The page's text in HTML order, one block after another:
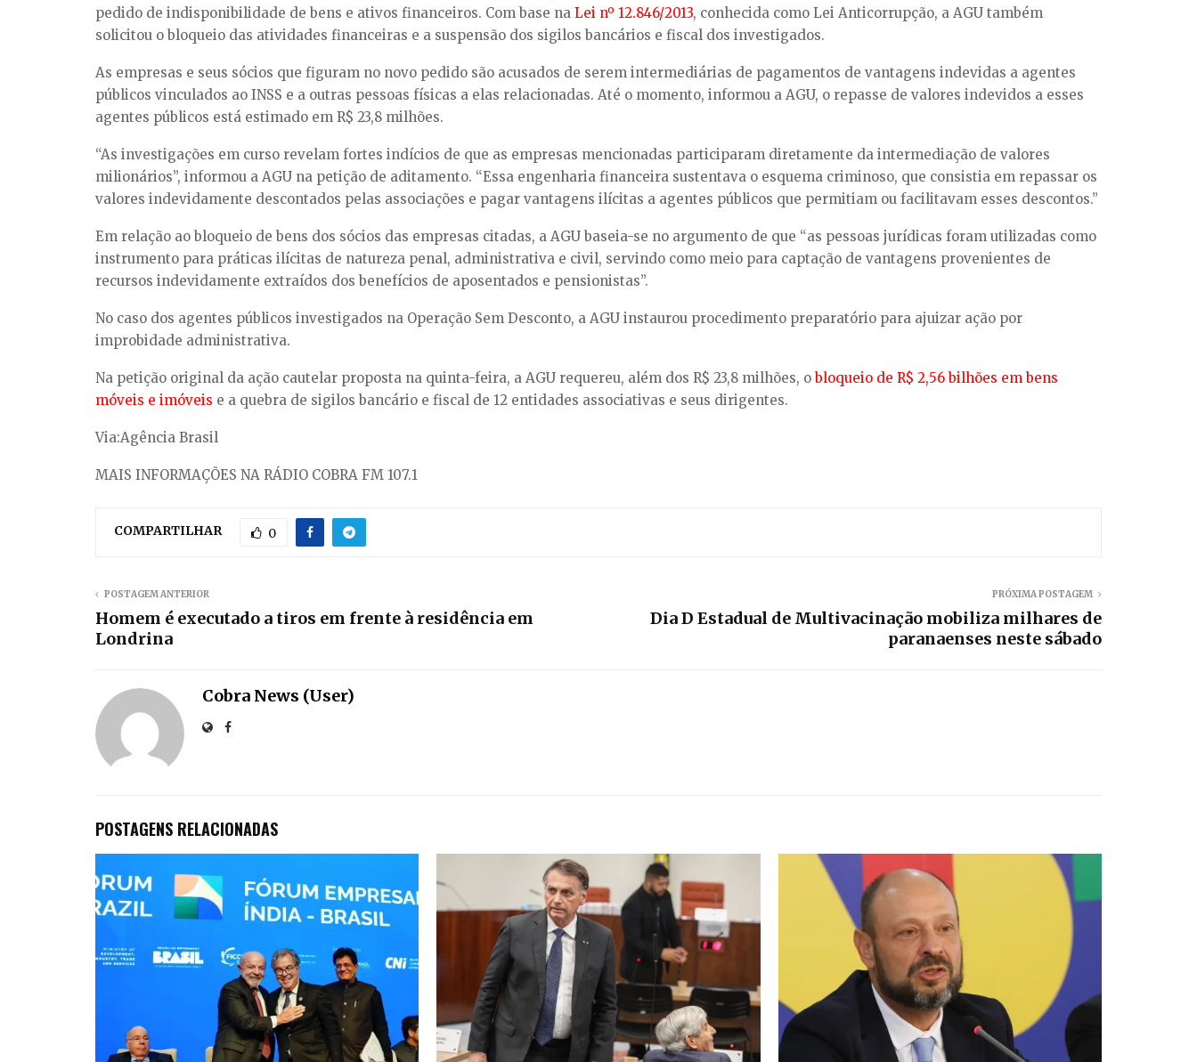
pedido de indisponibilidade de bens e ativos financeiros. Com base na Lei nº 12.846/2013, conhecida como Lei Anticorrupção, a AGU também
solicitou o bloqueio das atividades financeiras e a suspensão dos sigilos bancários e fiscal dos investigados.
As empresas e seus sócios que figuram no novo pedido são acusados de serem intermediárias de pagamentos de vantagens indevidas a agentes
públicos vinculados ao INSS e a outras pessoas físicas a elas relacionadas. Até o momento, informou a AGU, o repasse de valores indevidos a esses
agentes públicos está estimado em R$ 23,8 milhões.
“As investigações em curso revelam fortes indícios de que as empresas mencionadas participaram diretamente da intermediação de valores
milionários”, informou a AGU na petição de aditamento. “Essa engenharia financeira sustentava o esquema criminoso, que consistia em repassar os
valores indevidamente descontados pelas associações e pagar vantagens ilícitas a agentes públicos que permitiam ou facilitavam esses descontos.”
Em relação ao bloqueio de bens dos sócios das empresas citadas, a AGU baseia-se no argumento de que “as pessoas jurídicas foram utilizadas como
instrumento para práticas ilícitas de natureza penal, administrativa e civil, servindo como meio para captação de vantagens provenientes de
recursos indevidamente extraídos dos benefícios de aposentados e pensionistas”.
No caso dos agentes públicos investigados na Operação Sem Desconto, a AGU instaurou procedimento preparatório para ajuizar ação por
improbidade administrativa.
Na petição original da ação cautelar proposta na quinta-feira, a AGU requereu, além dos R$ 23,8 milhões, obloqueio de R$ 2,56 bilhões em bens
móveis e imóveis e a quebra de sigilos bancário e fiscal de 12 entidades associativas e seus dirigentes.
Via:Agência Brasil
MAIS INFORMAÇÕES NA RÁDIO COBRA FM 107.1
COMPARTILHAR 0
POSTAGEM ANTERIOR
Homem é executado a tiros em frente à residência em
Londrina
PRÓXIMA POSTAGEM
Dia D Estadual de Multivacinação mobiliza milhares de
paranaenses neste sábado
Cobra News (User)
POSTAGENS RELACIONADAS